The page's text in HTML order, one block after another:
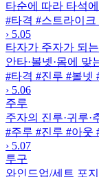
타순에 따라 타석
#타격 #스트라이크
› 5.05
타자가 주자가 되
안타·볼넷·몸에 맞
#타격 #진루 #볼넷
› 5.06
주루
주자의 진루·귀루·
#주루 #진루 #아웃
› 5.07
투구
와인드업/세트 포